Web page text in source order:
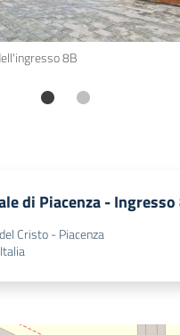
8B
di Piacenza - Ingresso
Cristo - Piacenza